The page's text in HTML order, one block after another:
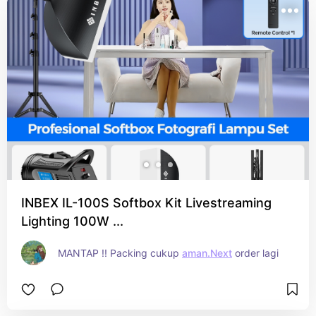
INBEX IL-100S Softbox Kit Livestreaming
Lighting 100W ...
MANTAP !! Packing cukup aman.Next order lagi